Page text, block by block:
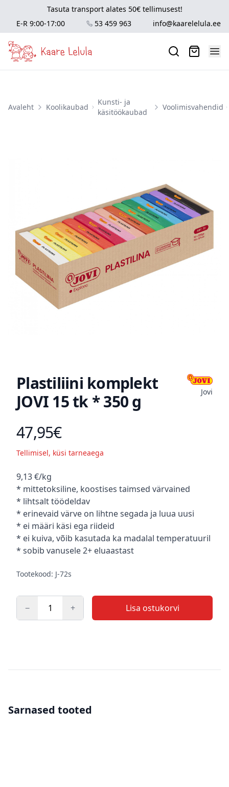
Tasuta transport alates 50€ tellimusest!
E-R 9:00-17:00
53 459 963 info@kaarelelula.ee
Avaleht Koolikaubad
Kunsti- ja
käsitöökaubad
Voolimisvahendid
Plastiliini komplekt
JOVI 15 tk * 350 g
Jovi
Toote hind
47,95€
Tellimisel, küsi tarneaega
Kirjeldus
9,13 €/kg
* mittetoksiline, koostises taimsed värvained
* lihtsalt töödeldav
* erinevaid värve on lihtne segada ja luua uusi
* ei määri käsi ega riideid
* ei kuiva, võib kasutada ka madalal temperatuuril
* sobib vanusele 2+ eluaastast
Tootekood: J-72s
− + Lisa ostukorvi
Sarnased tooted